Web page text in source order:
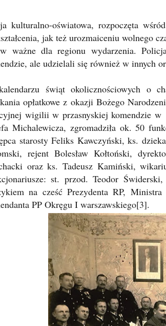
kulturalno-oświatowa, rozpoczęta
jak też urozmaiceniu wolnego
ważne dla regionu wydarzenia.
ale udzielali się również w innych
świąt okolicznościowych o
opłatkowe z okazji Bożego
wigilii w przasnyskiej komendzie w
Michalewicza, zgromadziła ok. 50
starosty Feliks Kawczyński, ks.
rejent Bolesław Kołtoński,
oraz ks. Tadeusz Kamiński,
st. przod. Teodor
na cześć Prezydenta RP, Ministra
PP Okręgu I warszawskiego[3].